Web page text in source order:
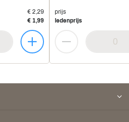
€ 2,29
€ 1,99
prijs
ledenprijs